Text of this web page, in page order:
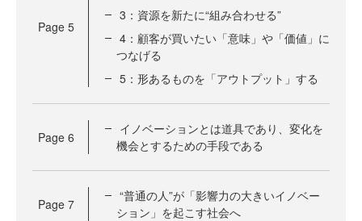
Page 5
3：資源を新たに“組み合わせる”
4：顧客が買いたい「意味」や「価値」に
つなげる
5：形あるものを「アウトプット」する
Page 6
イノベーションとは道具であり、変化を
機会とするための手段である
Page 7
“普通の人”が「影響力の大きいイノベー
ション」を起こす社会へ